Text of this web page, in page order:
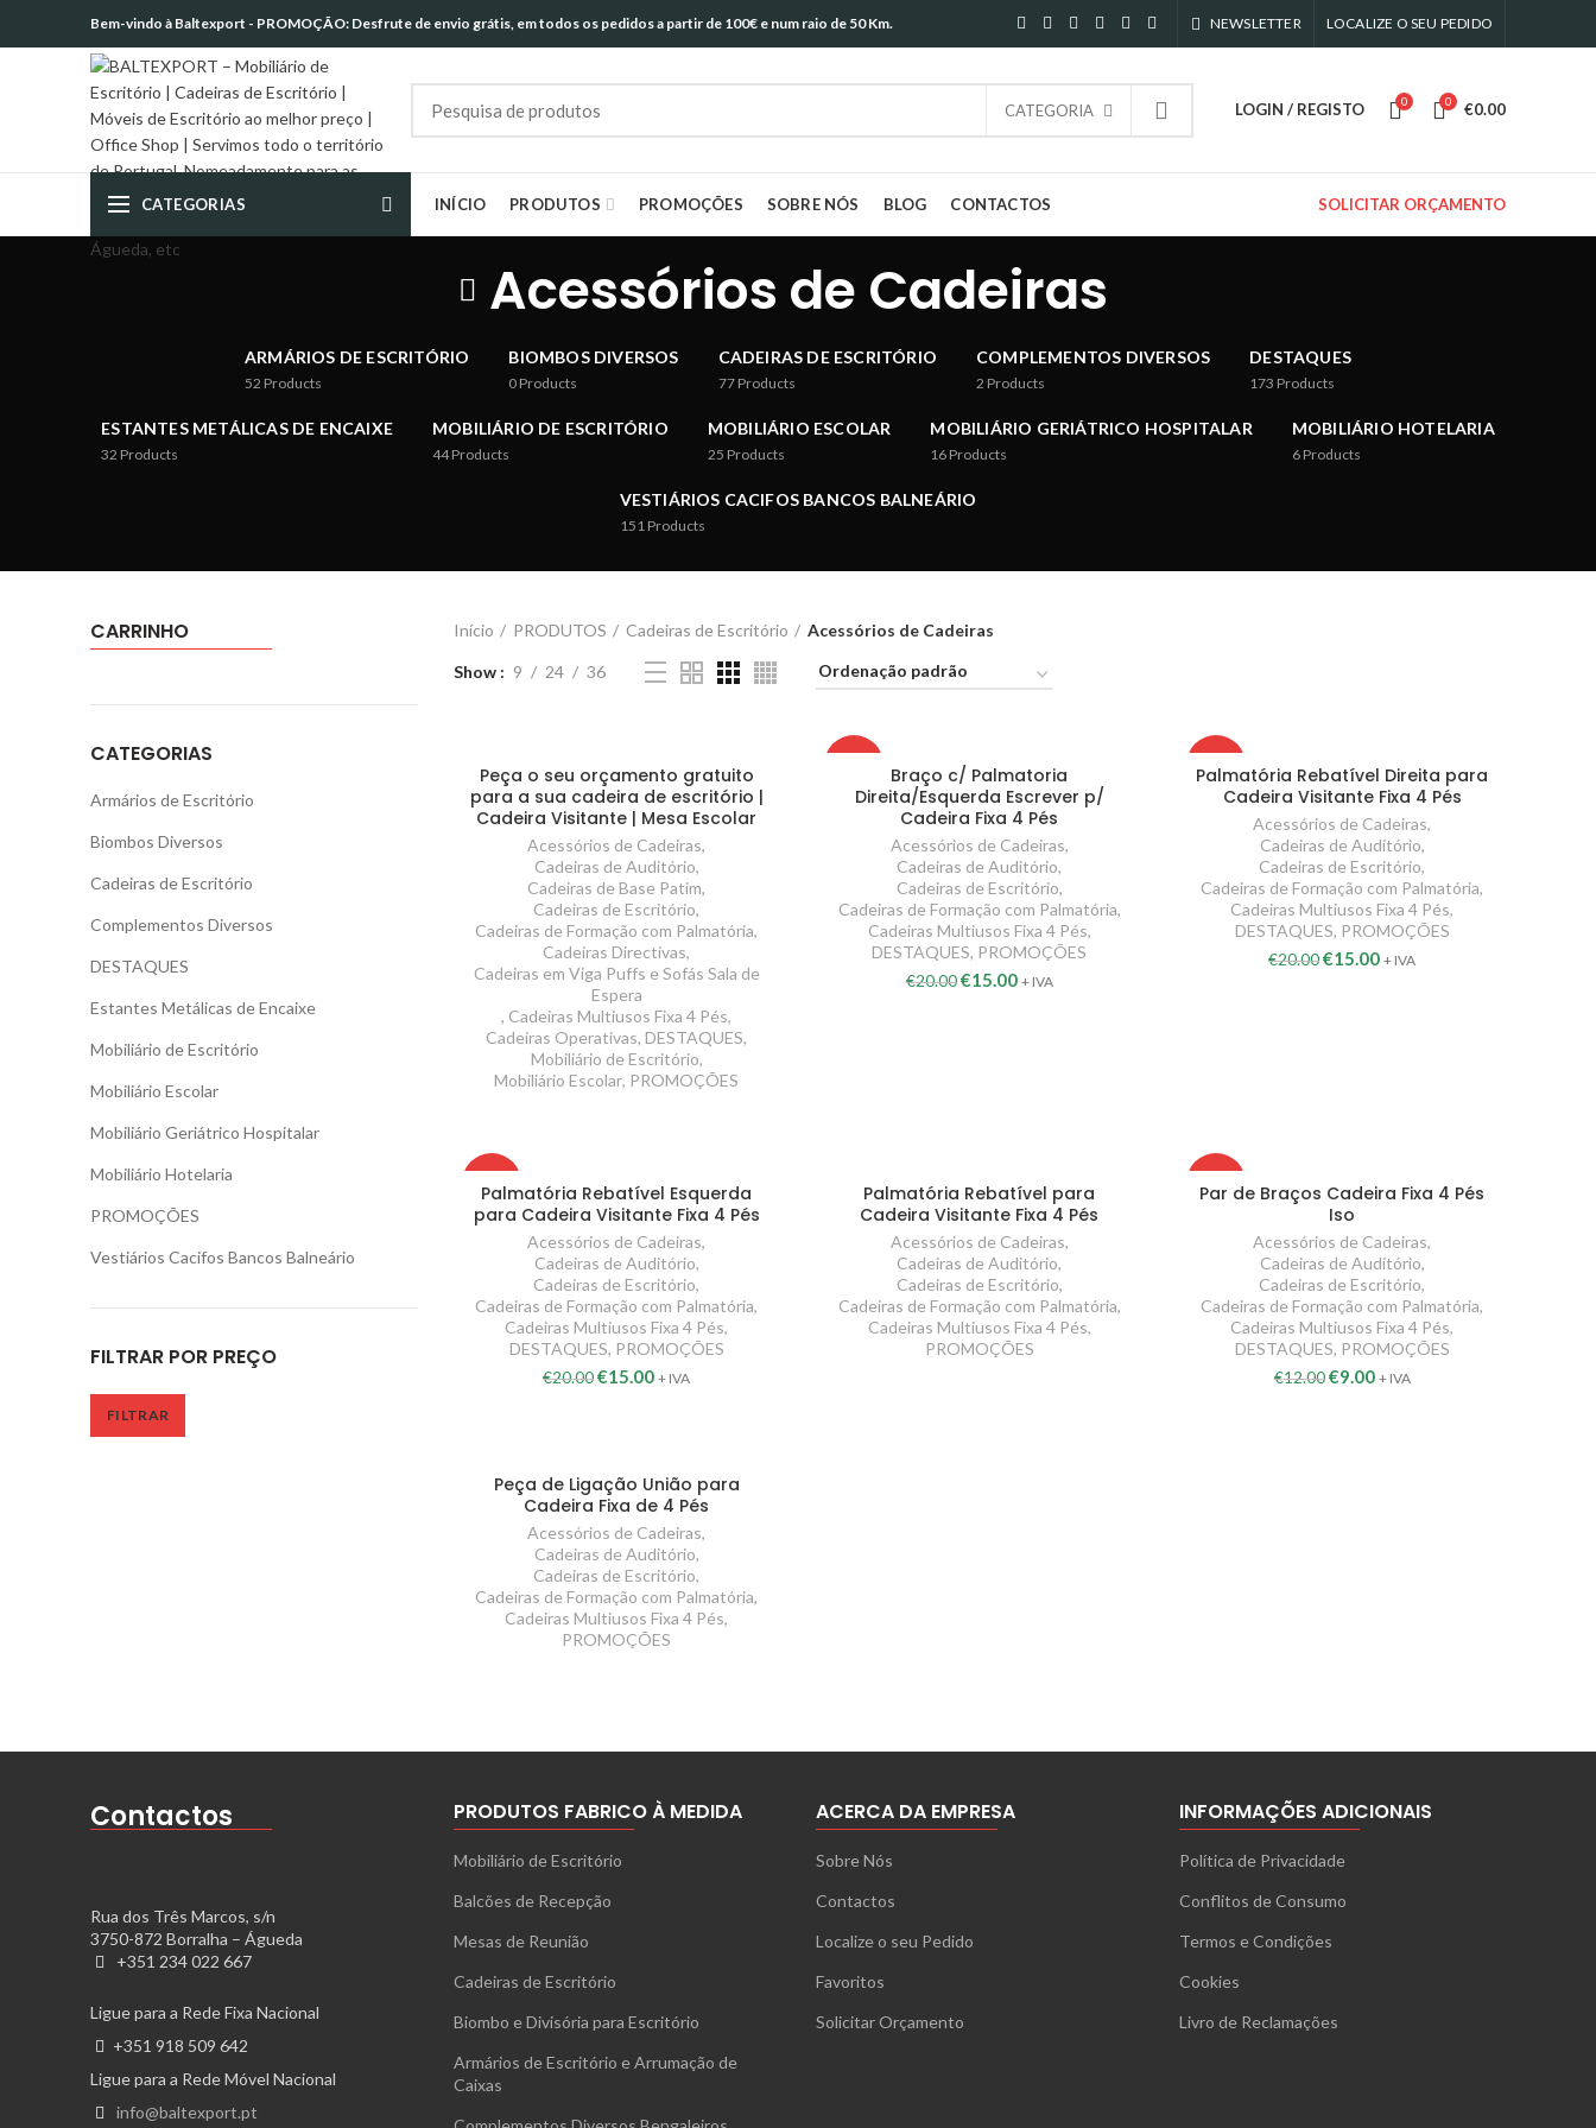
Bem-vindo à Baltexport - PROMOÇÃO: Desfrute de envio grátis, em todos os pedidos a partir de 100€ e num raio de 50 Km. NEWSLETTER LOCALIZE O SEU PEDIDO
CATEGORIA LOGIN / REGISTO 0 0 €0.00
CATEGORIAS INÍCIO PRODUTOS PROMOÇÕES SOBRE NÓS BLOG CONTACTOS SOLICITAR ORÇAMENTO
Acessórios de Cadeiras
ARMÁRIOS DE ESCRITÓRIO
52 Products
BIOMBOS DIVERSOS
0 Products
CADEIRAS DE ESCRITÓRIO
77 Products
COMPLEMENTOS DIVERSOS
2 Products
DESTAQUES
173 Products
ESTANTES METÁLICAS DE ENCAIXE
32 Products
MOBILIÁRIO DE ESCRITÓRIO
44 Products
MOBILIÁRIO ESCOLAR
25 Products
MOBILIÁRIO GERIÁTRICO HOSPITALAR
16 Products
MOBILIÁRIO HOTELARIA
6 Products
VESTIÁRIOS CACIFOS BANCOS BALNEÁRIO
151 Products
Início PRODUTOS Cadeiras de Escritório Acessórios de Cadeiras
Show 9 24 36
Peça o seu orçamento gratuito
para a sua cadeira de escritório |
Cadeira Visitante | Mesa Escolar
Acessórios de Cadeiras,
Cadeiras de Auditório,
Cadeiras de Base Patim,
Cadeiras de Escritório,
Cadeiras de Formação com Palmatória,
Cadeiras Directivas,
Cadeiras em Viga Puffs e Sofás Sala de
Espera
, Cadeiras Multiusos Fixa 4 Pés,
Cadeiras Operativas, DESTAQUES,
Mobiliário de Escritório,
Mobiliário Escolar, PROMOÇÕES
Braço c/ Palmatoria
Direita/Esquerda Escrever p/
Cadeira Fixa 4 Pés
Acessórios de Cadeiras,
Cadeiras de Auditório,
Cadeiras de Escritório,
Cadeiras de Formação com Palmatória,
Cadeiras Multiusos Fixa 4 Pés,
DESTAQUES, PROMOÇÕES
€20.00 €15.00 + IVA
-25%
Palmatória Rebatível Direita para
Cadeira Visitante Fixa 4 Pés
Acessórios de Cadeiras,
Cadeiras de Auditório,
Cadeiras de Escritório,
Cadeiras de Formação com Palmatória,
Cadeiras Multiusos Fixa 4 Pés,
DESTAQUES, PROMOÇÕES
€20.00 €15.00 + IVA
-25%
Palmatória Rebatível Esquerda
para Cadeira Visitante Fixa 4 Pés
Acessórios de Cadeiras,
Cadeiras de Auditório,
Cadeiras de Escritório,
Cadeiras de Formação com Palmatória,
Cadeiras Multiusos Fixa 4 Pés,
DESTAQUES, PROMOÇÕES
€20.00 €15.00 + IVA
Palmatória Rebatível para
Cadeira Visitante Fixa 4 Pés
Acessórios de Cadeiras,
Cadeiras de Auditório,
Cadeiras de Escritório,
Cadeiras de Formação com Palmatória,
Cadeiras Multiusos Fixa 4 Pés,
PROMOÇÕES
Par de Braços Cadeira Fixa 4 Pés
Iso
Acessórios de Cadeiras,
Cadeiras de Auditório,
Cadeiras de Escritório,
Cadeiras de Formação com Palmatória,
Cadeiras Multiusos Fixa 4 Pés,
DESTAQUES, PROMOÇÕES
€12.00 €9.00 + IVA
Peça de Ligação União para
Cadeira Fixa de 4 Pés
Acessórios de Cadeiras,
Cadeiras de Auditório,
Cadeiras de Escritório,
Cadeiras de Formação com Palmatória,
Cadeiras Multiusos Fixa 4 Pés,
PROMOÇÕES
CARRINHO
CATEGORIAS
Armários de Escritório
Biombos Diversos
Cadeiras de Escritório
Complementos Diversos
DESTAQUES
Estantes Metálicas de Encaixe
Mobiliário de Escritório
Mobiliário Escolar
Mobiliário Geriátrico Hospitalar
Mobiliário Hotelaria
PROMOÇÕES
Vestiários Cacifos Bancos Balneário
FILTRAR POR PREÇO
FILTRAR
Contactos
Rua dos Três Marcos, s/n
3750-872 Borralha – Águeda
+351 234 022 667
Ligue para a Rede Fixa Nacional
+351 918 509 642
Ligue para a Rede Móvel Nacional
info@baltexport.pt
PRODUTOS FABRICO À MEDIDA
Mobiliário de Escritório
Balcões de Recepção
Mesas de Reunião
Cadeiras de Escritório
Biombo e Divisória para Escritório
Armários de Escritório e Arrumação de
Caixas
ACERCA DA EMPRESA
Sobre Nós
Contactos
Localize o seu Pedido
Favoritos
Solicitar Orçamento
INFORMAÇÕES ADICIONAIS
Política de Privacidade
Conflitos de Consumo
Termos e Condições
Cookies
Livro de Reclamações